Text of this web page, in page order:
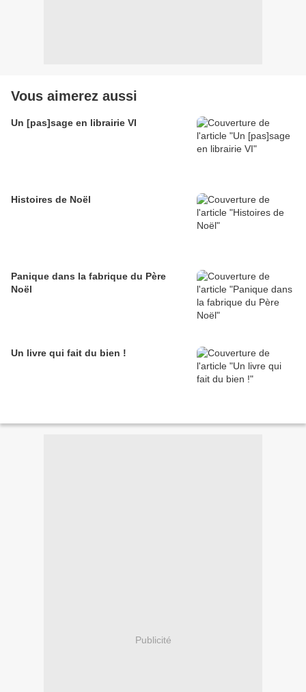
Vous aimerez aussi
Un [pas]sage en librairie VI
Histoires de Noël
Panique dans la fabrique du Père
Noël
Un livre qui fait du bien !
Publicité